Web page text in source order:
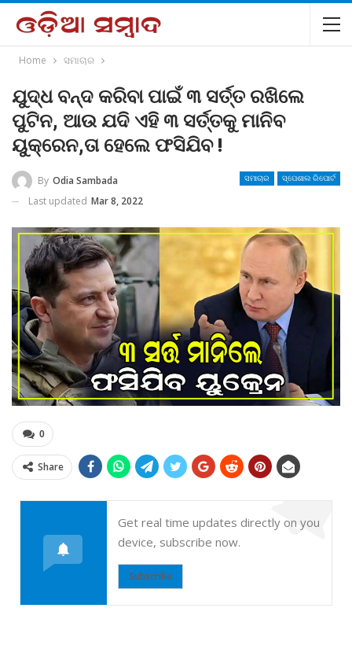
Home ସମାଚାର
ଯୁଦ୍ଧ ବନ୍ଦ କରିବା ପାଇଁ ୩ ସର୍ତ୍ତ ରଖିଲେ
ପୁଟିନ, ଆଉ ଯଦି ଏହି ୩ ସର୍ତ୍ତକୁ ମାନିବ
ୟୁକ୍ରେନ,ତା ହେଲେ ଫସିଯିବ !
ସମାଚାର ସ୍ପେଶାଲ ରିପୋର୍ଟ
By Odia Sambada
Last updated Mar 8, 2022
0
Share
Get real time updates directly on you
device, subscribe now.
Subscribe